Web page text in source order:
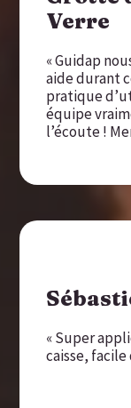
Verre
« Guidap
aide durant
pratique
équipe
l’écoute !
« Super
caisse,